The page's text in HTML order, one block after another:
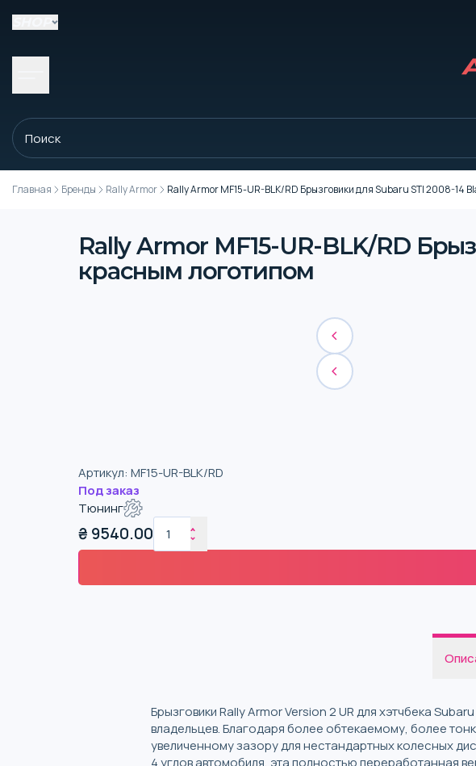
Главная Бренды Rally Armor Rally Armor MF15-UR-BLK/RD Брызговики для Subaru STI 2008-14
Rally Armor MF15-UR-BLK/RD
красным логотипом
Артикул: MF15-UR-BLK/RD
Под заказ
Тюнинг
₴ 9540.00
Брызговики Rally Armor Version 2 UR для хэтчбека
владельцев. Благодаря более обтекаемому, более
увеличенному зазору для нестандартных колесных
4 углов автомобиля, эта полностью переработанная